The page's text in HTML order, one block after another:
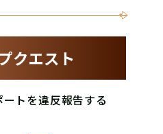
クエスト
トを違反報告する